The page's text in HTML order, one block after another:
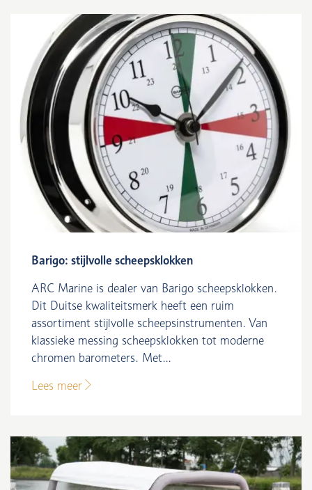
Barigo: stijlvolle scheepsklokken
ARC Marine is dealer van Barigo scheepsklokken.
Dit Duitse kwaliteitsmerk heeft een ruim
assortiment stijlvolle scheepsinstrumenten. Van
klassieke messing scheepsklokken tot moderne
chromen barometers. Met...
Lees meer